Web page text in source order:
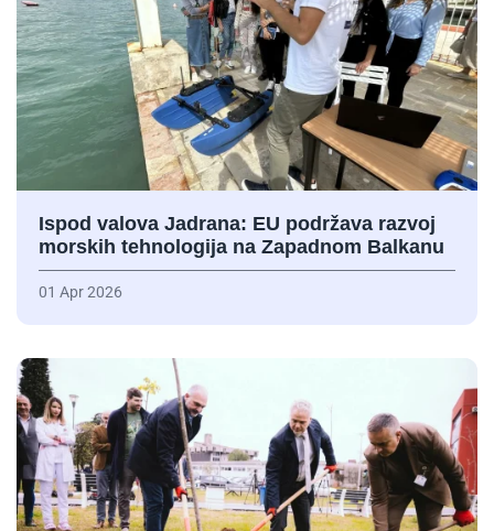
Ispod valova Jadrana: EU podržava razvoj
morskih tehnologija na Zapadnom Balkanu
01 Apr 2026